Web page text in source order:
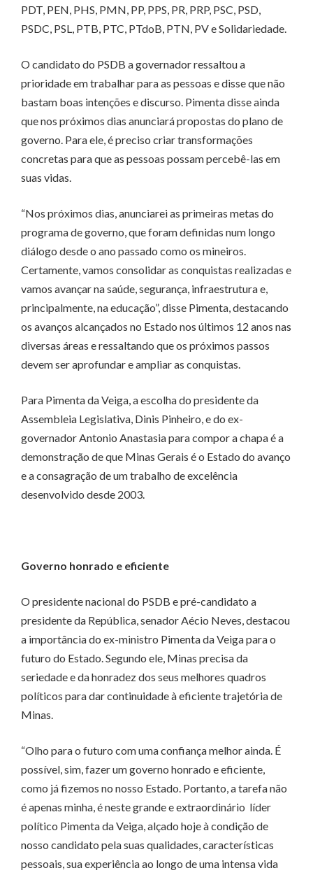
PDT, PEN, PHS, PMN, PP, PPS, PR, PRP, PSC, PSD,
PSDC, PSL, PTB, PTC, PTdoB, PTN, PV e Solidariedade.
O candidato do PSDB a governador ressaltou a
prioridade em trabalhar para as pessoas e disse que não
bastam boas intenções e discurso. Pimenta disse ainda
que nos próximos dias anunciará propostas do plano de
governo. Para ele, é preciso criar transformações
concretas para que as pessoas possam percebê-las em
suas vidas.
“Nos próximos dias, anunciarei as primeiras metas do
programa de governo, que foram definidas num longo
diálogo desde o ano passado como os mineiros.
Certamente, vamos consolidar as conquistas realizadas e
vamos avançar na saúde, segurança, infraestrutura e,
principalmente, na educação”, disse Pimenta, destacando
os avanços alcançados no Estado nos últimos 12 anos nas
diversas áreas e ressaltando que os próximos passos
devem ser aprofundar e ampliar as conquistas.
Para Pimenta da Veiga, a escolha do presidente da
Assembleia Legislativa, Dinis Pinheiro, e do ex-
governador Antonio Anastasia para compor a chapa é a
demonstração de que Minas Gerais é o Estado do avanço
e a consagração de um trabalho de excelência
desenvolvido desde 2003.
Governo honrado e eficiente
O presidente nacional do PSDB e pré-candidato a
presidente da República, senador Aécio Neves, destacou
a importância do ex-ministro Pimenta da Veiga para o
futuro do Estado. Segundo ele, Minas precisa da
seriedade e da honradez dos seus melhores quadros
políticos para dar continuidade à eficiente trajetória de
Minas.
“Olho para o futuro com uma confiança melhor ainda. É
possível, sim, fazer um governo honrado e eficiente,
como já fizemos no nosso Estado. Portanto, a tarefa não
é apenas minha, é neste grande e extraordinário líder
político Pimenta da Veiga, alçado hoje à condição de
nosso candidato pela suas qualidades, características
pessoais, sua experiência ao longo de uma intensa vida